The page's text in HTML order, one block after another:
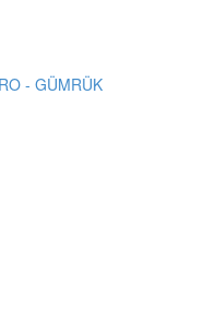
- GÜMRÜK